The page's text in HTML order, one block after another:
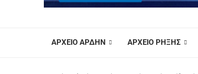
ΑΡΧΕΙΟ ΑΡΔΗΝ ΑΡΧΕΙΟ ΡΗΞΗΣ